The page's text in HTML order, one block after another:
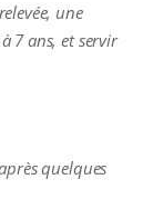
une
7 ans, et servir
quelques